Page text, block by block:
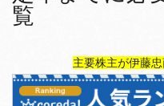
ツ
へ
覧
主要株主が伊藤